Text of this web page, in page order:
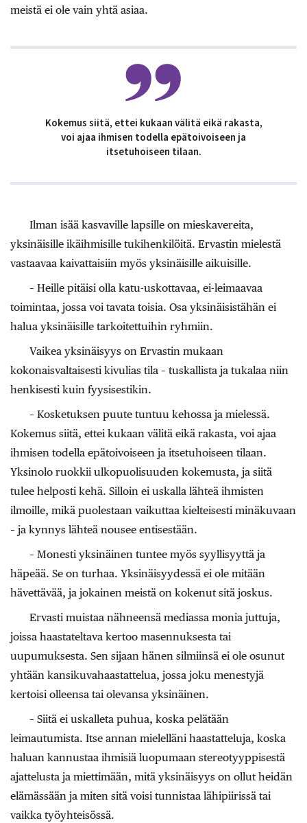
meistä ei ole vain yhtä asiaa.
Kokemus siitä, ettei kukaan välitä eikä rakasta,
voi ajaa ihmisen todella epätoivoiseen ja
itsetuhoiseen tilaan.
Ilman isää kasvaville lapsille on mieskavereita,
yksinäisille ikäihmisille tukihenkilöitä. Ervastin mielestä
vastaavaa kaivattaisiin myös yksinäisille aikuisille.
– Heille pitäisi olla katu-uskottavaa, ei-leimaavaa
toimintaa, jossa voi tavata toisia. Osa yksinäisistähän ei
halua yksinäisille tarkoitettuihin ryhmiin.
Vaikea yksinäisyys on Ervastin mukaan
kokonaisvaltaisesti kivulias tila – tuskallista ja tukalaa niin
henkisesti kuin fyysisestikin.
– Kosketuksen puute tuntuu kehossa ja mielessä.
Kokemus siitä, ettei kukaan välitä eikä rakasta, voi ajaa
ihmisen todella epätoivoiseen ja itsetuhoiseen tilaan.
Yksinolo ruokkii ulkopuolisuuden kokemusta, ja siitä
tulee helposti kehä. Silloin ei uskalla lähteä ihmisten
ilmoille, mikä puolestaan vaikuttaa kielteisesti minäkuvaan
– ja kynnys lähteä nousee entisestään.
– Monesti yksinäinen tuntee myös syyllisyyttä ja
häpeää. Se on turhaa. Yksinäisyydessä ei ole mitään
hävettävää, ja jokainen meistä on kokenut sitä joskus.
Ervasti muistaa nähneensä mediassa monia juttuja,
joissa haastateltava kertoo masennuksesta tai
uupumuksesta. Sen sijaan hänen silmiinsä ei ole osunut
yhtään kansikuvahaastattelua, jossa joku menestyjä
kertoisi olleensa tai olevansa yksinäinen.
– Siitä ei uskalleta puhua, koska pelätään
leimautumista. Itse annan mielelläni haastatteluja, koska
haluan kannustaa ihmisiä luopumaan stereotyyppisestä
ajattelusta ja miettimään, mitä yksinäisyys on ollut heidän
elämässään ja miten sitä voisi tunnistaa lähipiirissä tai
vaikka työyhteisössä.